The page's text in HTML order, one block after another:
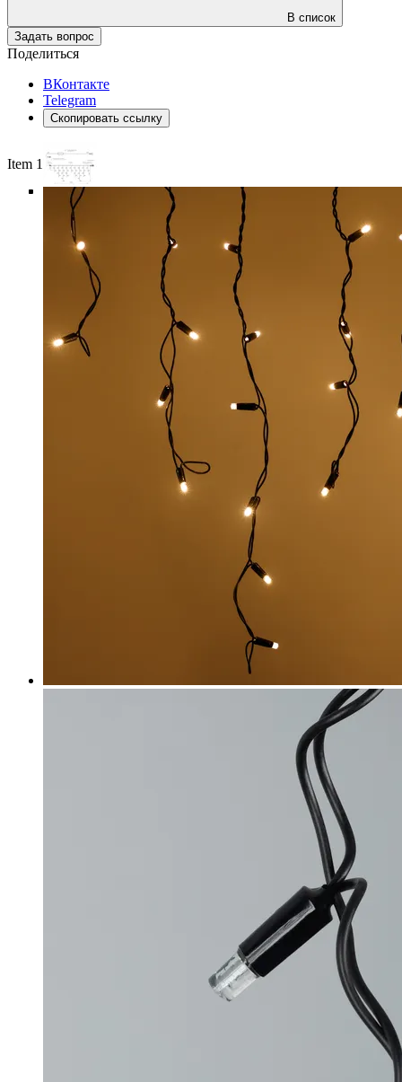
В список
Задать вопрос
Поделиться
ВКонтакте
Telegram
Скопировать ссылку
Item 1 of 6